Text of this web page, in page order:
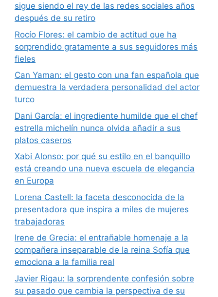
sigue siendo el rey de las redes sociales años
después de su retiro
Rocío Flores: el cambio de actitud que ha
sorprendido gratamente a sus seguidores más
fieles
Can Yaman: el gesto con una fan española que
demuestra la verdadera personalidad del actor
turco
Dani García: el ingrediente humilde que el chef
estrella michelín nunca olvida añadir a sus
platos caseros
Xabi Alonso: por qué su estilo en el banquillo
está creando una nueva escuela de elegancia
en Europa
Lorena Castell: la faceta desconocida de la
presentadora que inspira a miles de mujeres
trabajadoras
Irene de Grecia: el entrañable homenaje a la
compañera inseparable de la reina Sofía que
emociona a la familia real
Javier Rigau: la sorprendente confesión sobre
su pasado que cambia la perspectiva de su